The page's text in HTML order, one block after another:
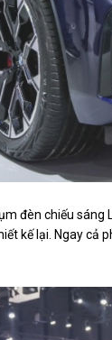
đèn chiếu
kế lại. Ngay cả